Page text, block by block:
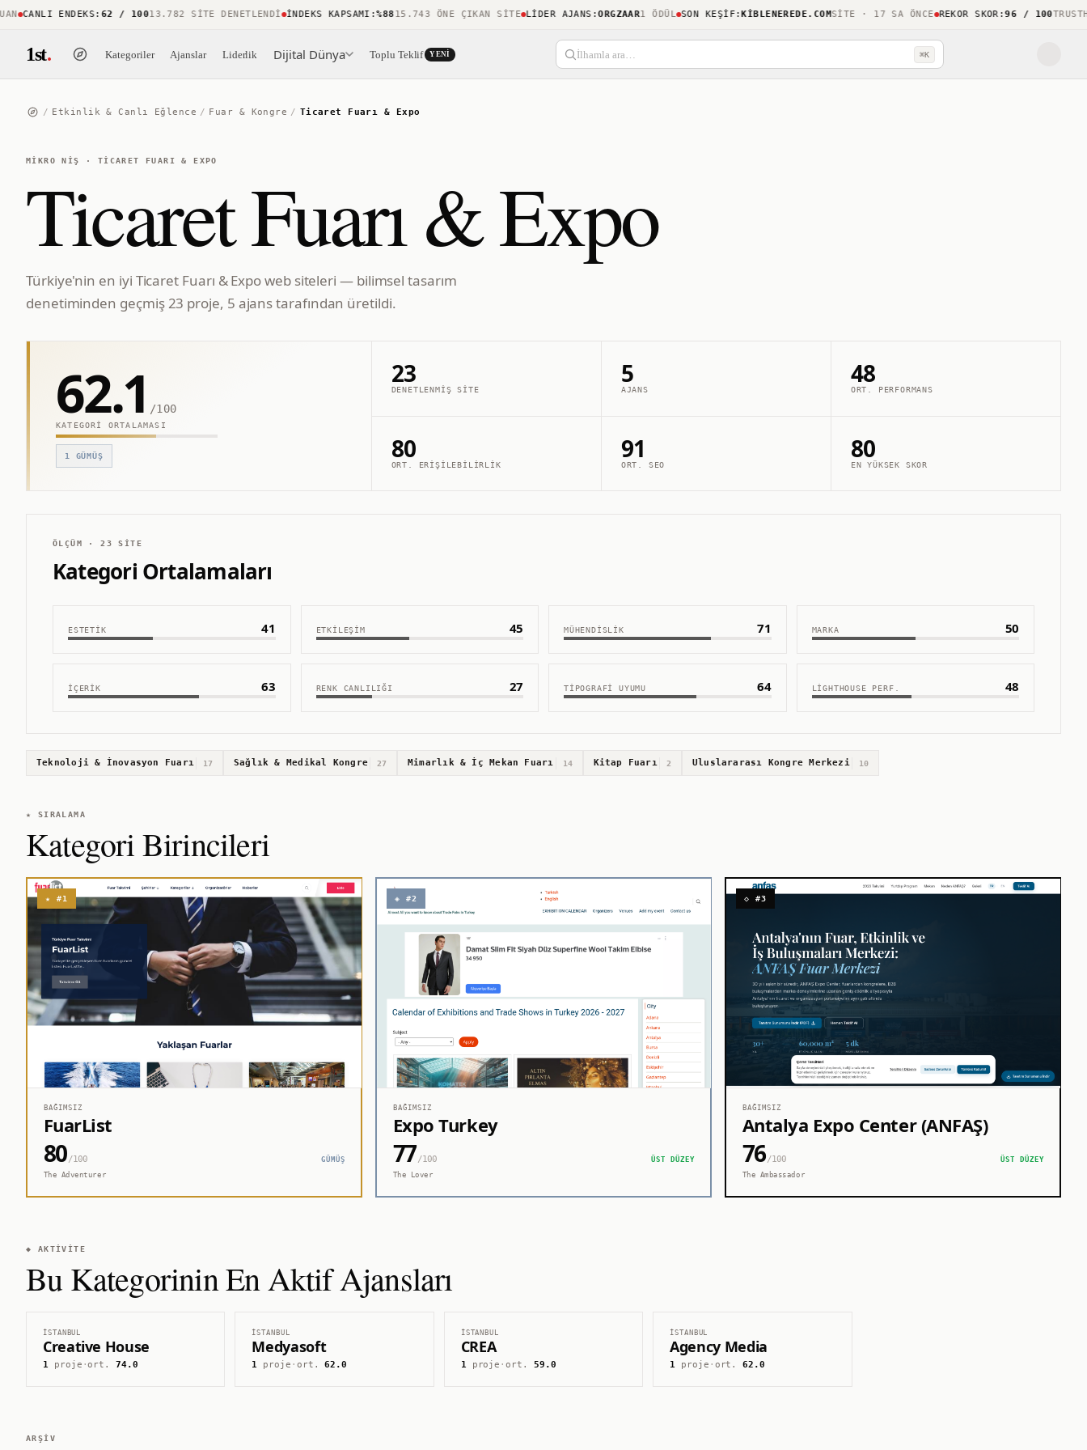
CANLI ENDEKS:62 / 100 13.782 SITE DENETLENDI İNDEKS KAPSAMI:%8815.743 ÖNE ÇIKAN SITE LIDER AJANS:ORGZAAR1 ÖDÜL SON KEŞIF:KIBLENEREDE.COM SITE · 17 SA ÖNCE REKOR SKOR:96 / 100
1st. Kategoriler Ajanslar Liderlik Dijital Dünya Toplu Teklif YENI İlhamla ara… ⌘K
/ Etkinlik & Canlı Eğlence / Fuar & Kongre / Ticaret Fuarı & Expo
MIKRO NIŞ · TICARET FUARI & EXPO
Ticaret Fuarı & Expo
Türkiye'nin en iyi Ticaret Fuarı & Expo web siteleri — bilimsel tasarım
denetiminden geçmiş 23 proje, 5 ajans tarafından üretildi.
62.1 /100
KATEGORI ORTALAMASI
1 GÜMÜŞ
23
DENETLENMIŞ SITE
5
AJANS
48
ORT. PERFORMANS
80
ORT. ERIŞILEBILIRLIK
91
ORT. SEO
80
EN YÜKSEK SKOR
ÖLÇÜM ·23 SITE
Kategori Ortalamaları
ESTETIK 41 ETKILEŞIM 45 MÜHENDISLIK 71 MARKA 50
İÇERIK 63 RENK CANLILIĞI 27 TIPOGRAFI UYUMU 64 LIGHTHOUSE PERF. 48
Teknoloji & İnovasyon Fuarı 17 Sağlık & Medikal Kongre 27 Mimarlık & İç Mekan Fuarı 14 Kitap Fuarı 2 Uluslararası Kongre Merkezi 10
★ SIRALAMA
Kategori Birincileri
★ #1
BAĞIMSIZ
FuarList
80/100
GÜMÜŞ
The Adventurer
◈ #2
BAĞIMSIZ
Expo Turkey
77/100
ÜST DÜZEY
The Lover
◇ #3
BAĞIMSIZ
Antalya Expo Center (ANFAŞ)
76/100
ÜST DÜZEY
The Ambassador
◆ AKTIVITE
Bu Kategorinin En Aktif Ajansları
İSTANBUL
Creative House
1proje ·ort.74.0
İSTANBUL
Medyasoft
1 proje · ort.62.0
İSTANBUL
CREA
1proje ·ort. 59.0
İSTANBUL
Agency Media
1 proje · ort.62.0
ARŞIV